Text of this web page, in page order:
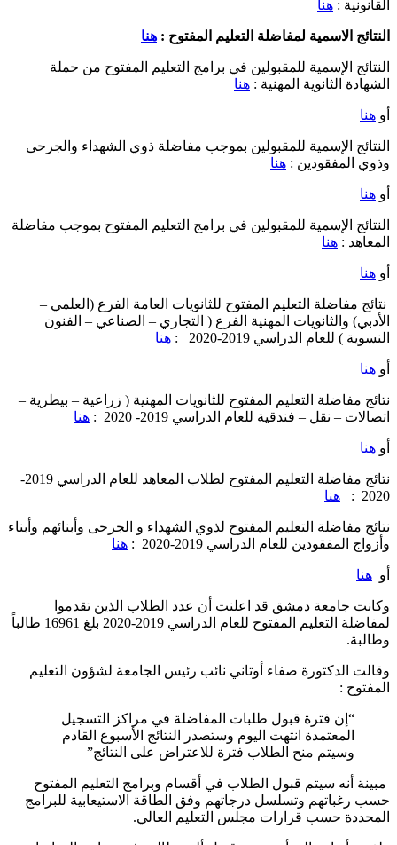
القانونية : هنا
النتائج الاسمية لمفاضلة التعليم المفتوح : هنا
النتائج الإسمية للمقبولين في برامج التعليم المفتوح من حملة
الشهادة الثانوية المهنية : هنا
أو هنا
النتائج الإسمية للمقبولين بموجب مفاضلة ذوي الشهداء والجرحى
وذوي المفقودين : هنا
أو هنا
النتائج الإسمية للمقبولين في برامج التعليم المفتوح بموجب مفاضلة
المعاهد : هنا
أو هنا
نتائج مفاضلة التعليم المفتوح للثانويات العامة الفرع (العلمي –
الأدبي) والثانويات المهنية الفرع ( التجاري – الصناعي – الفنون
النسوية ) للعام الدراسي 2019-2020 :
هنا
أو هنا
نتائج مفاضلة التعليم المفتوح للثانويات المهنية ( زراعية – بيطرية –
اتصالات – نقل – فندقية للعام الدراسي 2019- 2020 :
هنا
أو هنا
نتائج مفاضلة التعليم المفتوح لطلاب المعاهد للعام الدراسي 2019-
2020 :
هنا
نتائج مفاضلة التعليم المفتوح لذوي الشهداء و الجرحى وأبنائهم وأبناء
وأزواج المفقودين للعام الدراسي 2019-2020 :
هنا
أو هنا
وكانت جامعة دمشق قد اعلنت أن عدد الطلاب الذين تقدموا
لمفاضلة التعليم المفتوح للعام الدراسي 2019-2020 بلغ 16961 طالباً
وطالبة.
وقالت الدكتورة صفاء أوتاني نائب رئيس الجامعة لشؤون التعليم
المفتوح :
“إن فترة قبول طلبات المفاضلة في مراكز التسجيل
المعتمدة انتهت اليوم وستصدر النتائج الأسبوع القادم
وسيتم منح الطلاب فترة للاعتراض على النتائج”
مبينة أنه سيتم قبول الطلاب في أقسام وبرامج التعليم المفتوح
حسب رغباتهم وتسلسل درجاتهم وفق الطاقة الاستيعابية للبرامج
المحددة حسب قرارات مجلس التعليم العالي.